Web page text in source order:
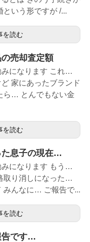
いう形ですが /...
を読む
売却査定額
になります これ…
家にあったブランド
ら… とんでもない金
を読む
た息子の現在…
になります もう…
取り消しになった…
みんなに… ご報告で...
を読む
告です…